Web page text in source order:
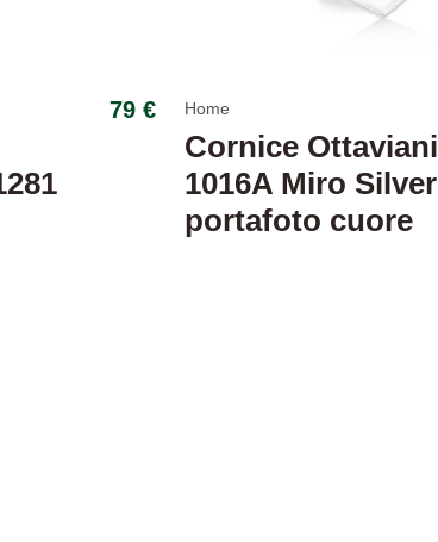
79 € Home
Cornice Ottaviani
1016A Miro Silver
portafoto cuore